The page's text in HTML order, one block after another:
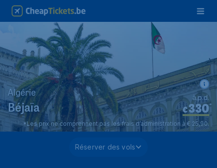
Algérie
Béjaïa €330*
à.p.d.
*Les prix ne comprennent pas les frais d’administration à € 25,90.
Réserver des vols